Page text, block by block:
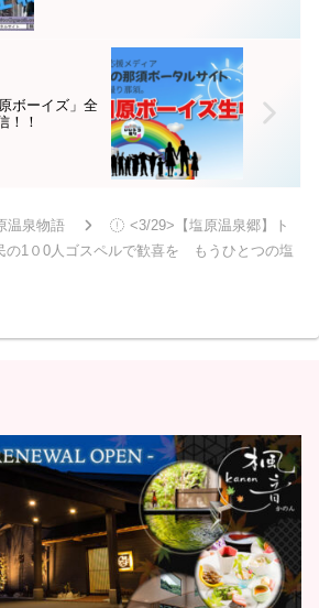
ボーイズ」全
！！
温泉物語
<3/29>【塩原温泉郷】ト
の1０0人ゴスペルで歓喜を もうひとつの塩